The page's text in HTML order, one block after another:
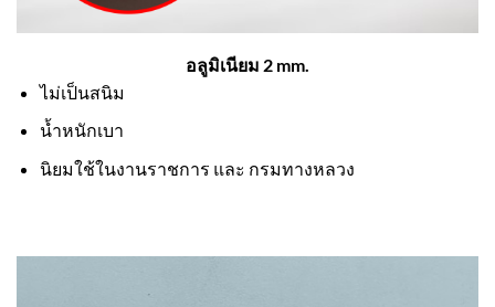
อลูมิเนียม 2 mm.
ไม่เป็นสนิม
น้ำหนักเบา
นิยมใช้ในงานราชการ และ กรมทางหลวง